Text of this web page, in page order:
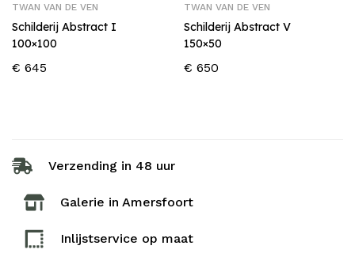
TWAN VAN DE VEN
Schilderij Abstract I
100×100
€ 645
TWAN VAN DE VEN
Schilderij Abstract V
150×50
€ 650
Verzending in 48 uur
Galerie in Amersfoort
Inlijstservice op maat​